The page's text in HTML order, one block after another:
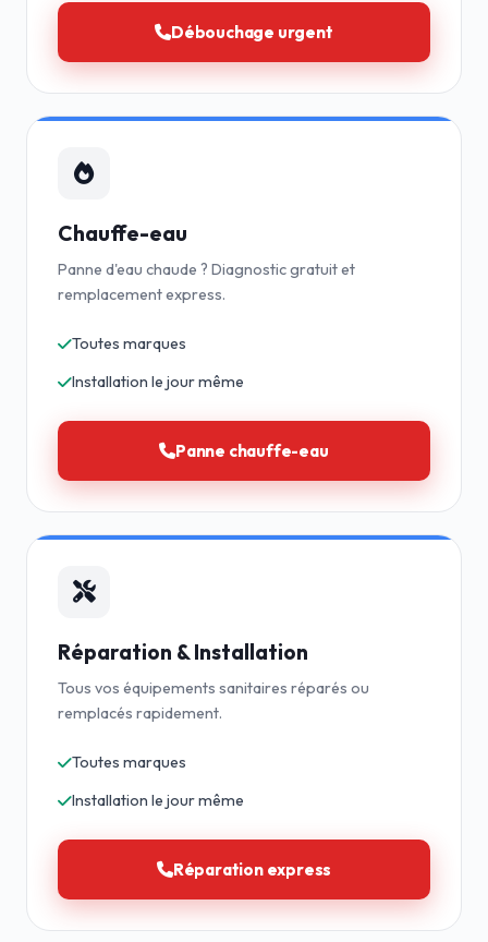
Débouchage urgent
Chauffe-eau
Panne d'eau chaude ? Diagnostic gratuit et
remplacement express.
Toutes marques
Installation le jour même
Panne chauffe-eau
Réparation & Installation
Tous vos équipements sanitaires réparés ou
remplacés rapidement.
Toutes marques
Installation le jour même
Réparation express